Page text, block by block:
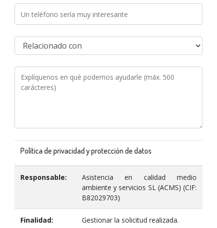
Política de privacidad y protección de datos
Responsable:
Asistencia en calidad medio
ambiente y servicios SL (ACMS) (CIF:
B82029703)
Finalidad: Gestionar la solicitud realizada.